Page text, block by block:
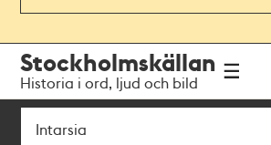
navigationen
huvudinnehållet
Stockholmskällan
Historia i ord, ljud och bild
Sök